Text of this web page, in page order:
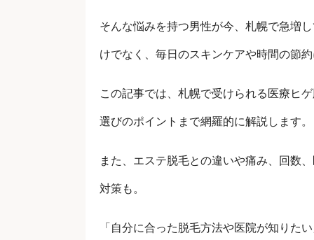
そんな悩みを持つ男性が今、札幌で急増
けでなく、毎日のスキンケアや時間の節
この記事では、札幌で受けられる医療ヒ
選びのポイントまで網羅的に解説します。
また、エステ脱毛との違いや痛み、回数
対策も。
「自分に合った脱毛方法や医院が知りた